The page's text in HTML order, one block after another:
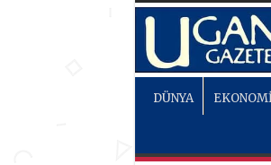
DÜNYA